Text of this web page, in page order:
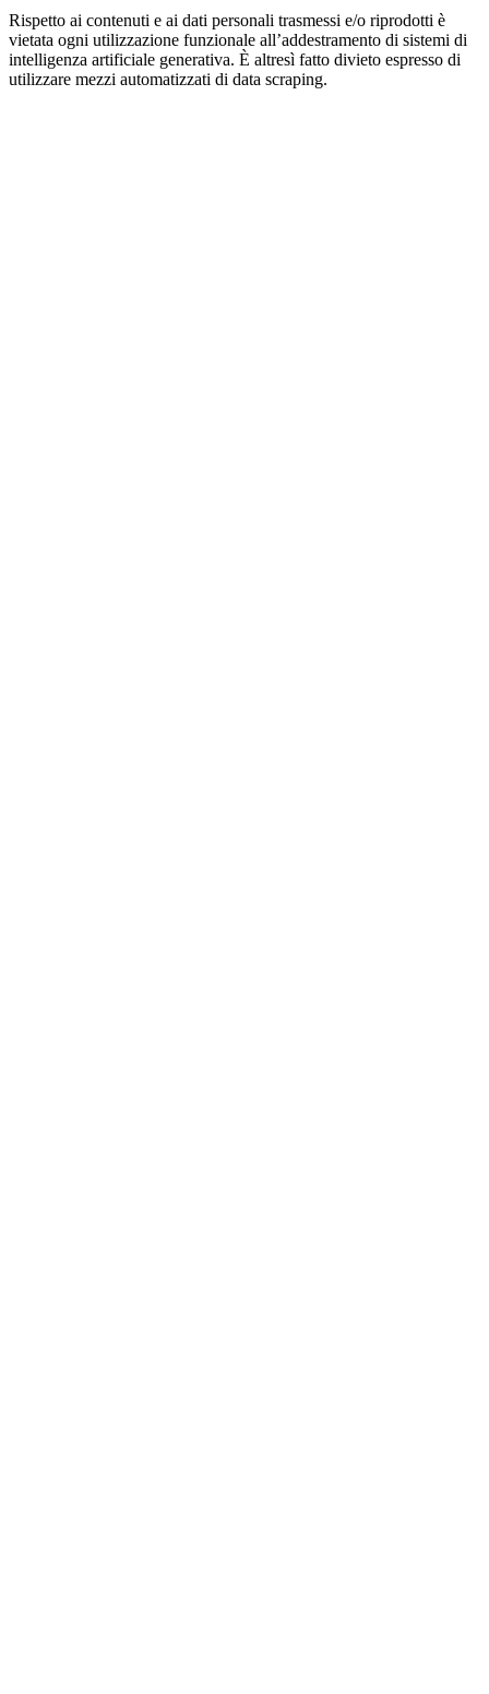
Rispetto ai contenuti e ai dati personali trasmessi e/o riprodotti è
vietata ogni utilizzazione funzionale all’addestramento di sistemi di
intelligenza artificiale generativa. È altresì fatto divieto espresso di
utilizzare mezzi automatizzati di data scraping.